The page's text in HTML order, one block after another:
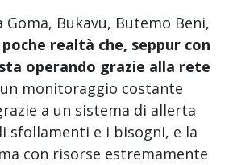
Goma, Bukavu, Butemo Beni,
realtà che, seppur con
operando grazie alla rete
monitoraggio costante
a un sistema di allerta
sfollamenti e i bisogni, e la
con risorse estremamente